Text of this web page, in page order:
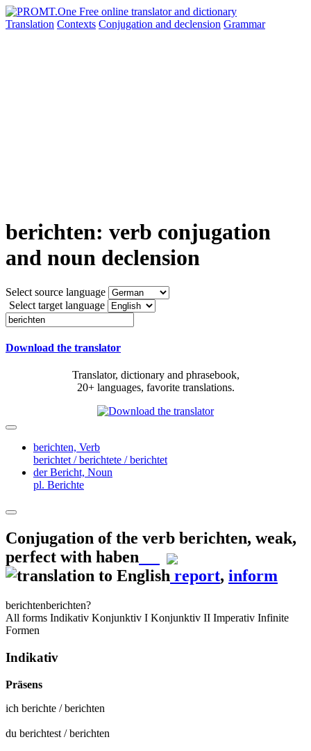
Translation Contexts Conjugation and declension Grammar
berichten: verb conjugation
and noun declension
Select source language
Select target language
Download the translator
Translator, dictionary and phrasebook,
20+ languages, favorite translations.
berichten, Verb
berichtet / berichtete / berichtet
der Bericht, Noun
pl. Berichte
Conjugation of the verb berichten, weak,
perfect with haben
report, inform
berichtenberichten?
All forms Indikativ Konjunktiv I Konjunktiv II Imperativ Infinite
Formen
Indikativ
Präsens
ich berichte /berichten
du berichtest /berichten